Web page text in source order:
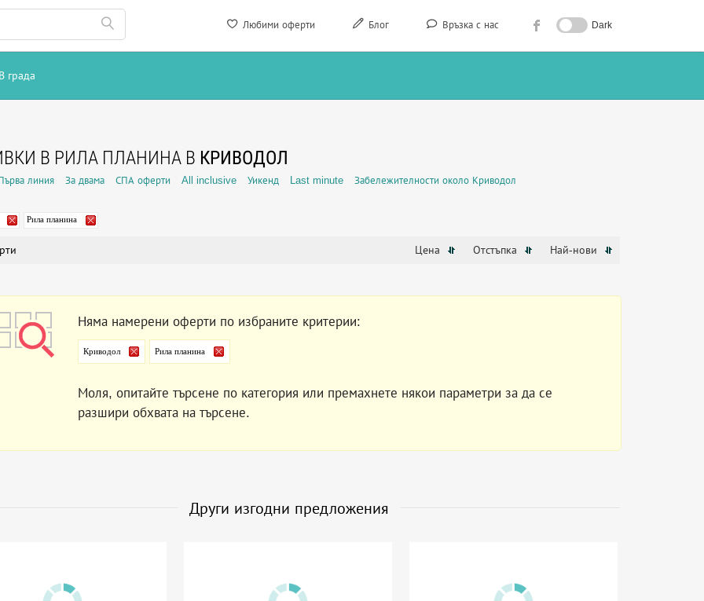
Любими оферти Блог Връзка с нас Dark
В града
В РИЛА ПЛАНИНА В КРИВОДОЛ
линия За двама СПА оферти All inclusive Уикенд Last minute Забележителности около Криводол
Рила планина
Цена Отстъпка Най-нови
Няма намерени оферти по избраните критерии:
Криводол Рила планина
Моля, опитайте търсене по категория или премахнете някои параметри за да се
разшири обхвата на търсене.
Други изгодни предложения